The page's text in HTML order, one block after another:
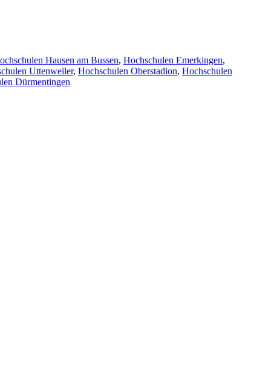
Hausen am Bussen, Hochschulen Emerkingen,
Uttenweiler, Hochschulen Oberstadion, Hochschulen
Dürmentingen